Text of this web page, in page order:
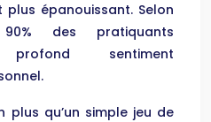
épanouissant. Selon
des pratiquants
sentiment
plus qu’un simple jeu de